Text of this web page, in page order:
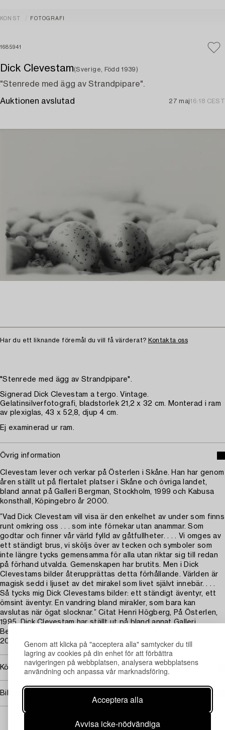
Genom att klicka på "acceptera alla" samtycker du till
lagring av cookies på din enhet för att förbättra
navigeringen på webbplatsen, analysera webbplatsens
användning och anpassa vår marknadsföring.
Acceptera alla
Avvisa icke-nödvändiga
KONST FOTOGRAFI
1685941
Dick Clevestam(Sverige, Född 1939)
"Stenrede med ägg av Strandpipare".
Auktionen avslutad 27 maj16:18 CEST
Har du ett liknande föremål du vill få värderat? Kontakta oss
"Stenrede med ägg av Strandpipare".
Signerad Dick Clevestam a tergo. Vintage.
Gelatinsilverfotografi, bladstorlek 21,2 x 32 cm. Monterad i ram
av plexiglas, 43 x 52,8, djup 4 cm.
Ej examinerad ur ram.
Övrig information
Clevestam lever och verkar på Österlen i Skåne. Han har genom
åren ställt ut på flertalet platser i Skåne och övriga landet,
bland annat på Galleri Bergman, Stockholm, 1999 och Kabusa
konsthall, Köpingebro år 2000.
”Vad Dick Clevestam vill visa är den enkelhet av under som finns
runt omkring oss . . . som inte förnekar utan anammar. Som
godtar och finner vår värld fylld av gåtfullheter. . . . Vi omges av
ett ständigt brus, vi sköljs över av tecken och symboler som
inte längre tycks gemensamma för alla utan riktar sig till redan
på förhand utvalda. Gemenskapen har brutits. Men i Dick
Clevestams bilder återupprättas detta förhållande. Världen är
magisk sedd i ljuset av det mirakel som livet självt innebär. . . .
Så tycks mig Dick Clevestams bilder: ett ständigt äventyr, ett
ömsint äventyr. En vandring bland mirakler, som bara kan
avslutas när ögat slocknar.” Citat Henri Högberg, På Österlen,
1995. Dick Clevestam har ställt ut på bland annat Galleri
Bergman, Stockholm, 1999 och Kabusa konsthall, Köpingebro,
2000.
Köpinformation
Bildrättigheter